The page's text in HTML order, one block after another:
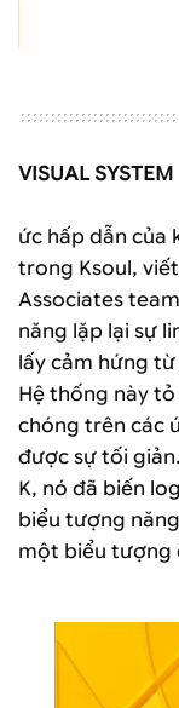
VISUAL SYSTEM
ức hấp dẫn của
trong Ksoul,
Associates
năng lặp lại sự
lấy cảm hứng
Hệ thống này
chóng trên các
được sự tối
K, nó đã biến
biểu tượng
một biểu tượng